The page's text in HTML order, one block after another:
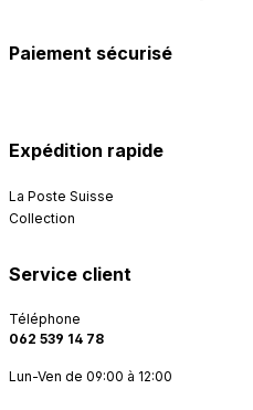
Paiement sécurisé
Expédition rapide
La Poste Suisse
Collection
Service client
Téléphone
062 539 14 78
Lun-Ven de 09:00 à 12:00